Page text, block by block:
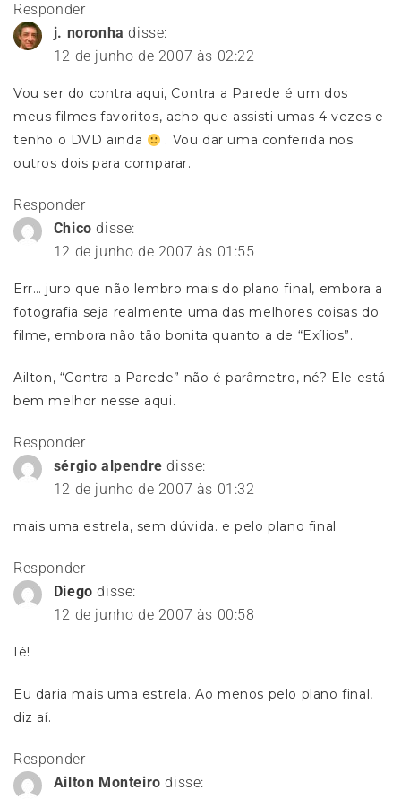
Responder
j. noronha disse:
12 de junho de 2007 às 02:22
Vou ser do contra aqui, Contra a Parede é um dos
meus filmes favoritos, acho que assisti umas 4 vezes e
tenho o DVD ainda
. Vou dar uma conferida nos
outros dois para comparar.
Responder
Chico disse:
12 de junho de 2007 às 01:55
Err… juro que não lembro mais do plano final, embora a
fotografia seja realmente uma das melhores coisas do
filme, embora não tão bonita quanto a de “Exílios”.
Ailton, “Contra a Parede” não é parâmetro, né? Ele está
bem melhor nesse aqui.
Responder
sérgio alpendre disse:
12 de junho de 2007 às 01:32
mais uma estrela, sem dúvida. e pelo plano final
Responder
Diego disse:
12 de junho de 2007 às 00:58
Ié!
Eu daria mais uma estrela. Ao menos pelo plano final,
diz aí.
Responder
Ailton Monteiro disse: